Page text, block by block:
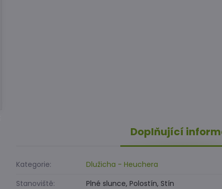
Doplňující
Kategorie:
Dlužicha - Heuchera
Stanoviště:
Plné slunce, Polostín, Stín